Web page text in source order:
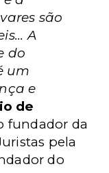
são
A
do
um
e
de
fundador da
pela
do